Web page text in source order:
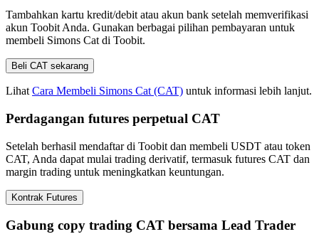
Tambahkan kartu kredit/debit atau akun bank setelah memverifikasi
akun Toobit Anda. Gunakan berbagai pilihan pembayaran untuk
membeli Simons Cat di Toobit.
Beli CAT sekarang
Lihat Cara Membeli Simons Cat (CAT) untuk informasi lebih lanjut.
Perdagangan futures perpetual CAT
Setelah berhasil mendaftar di Toobit dan membeli USDT atau token
CAT, Anda dapat mulai trading derivatif, termasuk futures CAT dan
margin trading untuk meningkatkan keuntungan.
Kontrak Futures
Gabung copy trading CAT bersama Lead Trader